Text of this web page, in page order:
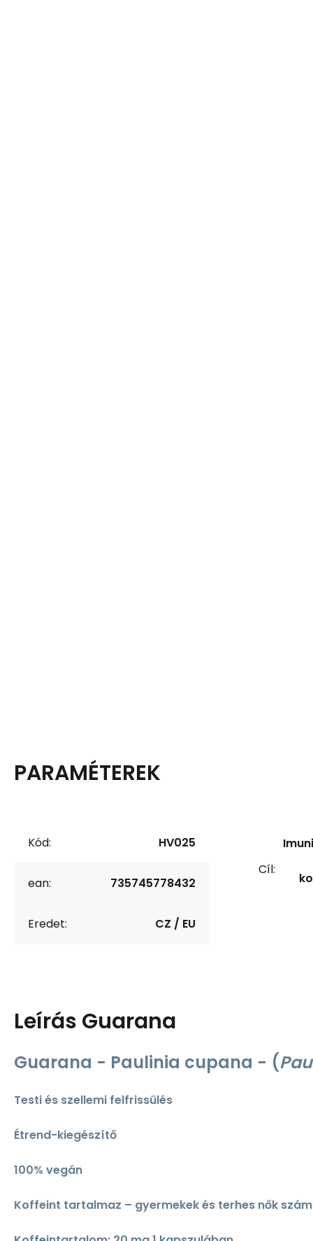
PARAMÉTEREK
Kód: HV025
ean: 735745778432
Eredet: CZ / EU
Cíl:
Leírás Guarana
Guarana - Paulinia cupana - (
Testi és szellemi felfrissülés
Étrend-kiegészítő
100% vegán
Koffeint tartalmaz – gyermekek és terhes nők